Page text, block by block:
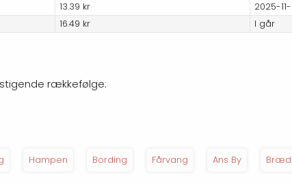
13.39 kr
2025-
16.49 kr I går
stigende rækkefølge:
Hampen Bording Fårvang Ans By